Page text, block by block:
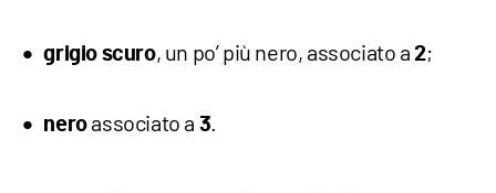
grigio scuro, un po’ più nero, associato a2;
neroassociato a 3.